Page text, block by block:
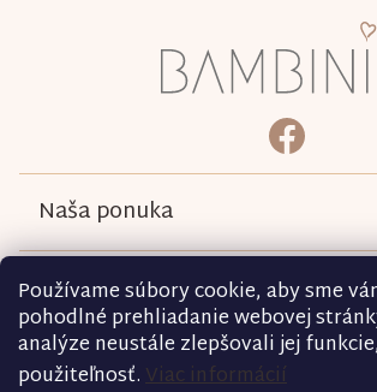
Používame súbory cookie, aby sme
pohodlné prehliadanie webovej
analýze neustále zlepšovali jej
použiteľnosť.Viac informácií
bambini.kociky
https://
Naša ponuka
Informácie
Podmienky